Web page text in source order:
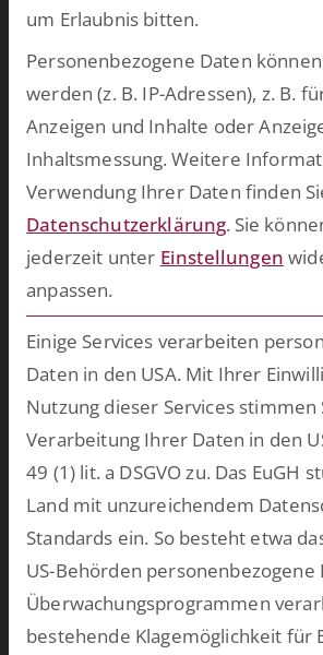
Technologien, die wir auf unserer
Plattform entwickeln. Damit
bahnbrechende Ergebnisse und bringen
Vordermann. Wählen Sie aus unserem
vorkonfektionierten Lösungen
maßgeschneiderte Software für Ihren
entwickeln.mehr >>
Zukünftig mehr über ESCRIBA erfahren?
Ich habe die Hinweise zumDatenschutz
genommen.*
Anti-Roboter-Verifizierung
Eintragen
Impressum
um Erlaubnis bitten.
Personenbezogene Daten
werden (z. B. IP-Adressen), z. B.
Anzeigen und Inhalte oder
Inhaltsmessung. Weitere
Verwendung Ihrer Daten finden
Datenschutzerklärung. Sie
jederzeit unter Einstellungen
anpassen.
Einige Services verarbeiten
Daten in den USA. Mit Ihrer
Nutzung dieser Services stimmen
Verarbeitung Ihrer Daten in den
49 (1) lit. a DSGVO zu. Das EuGH
Land mit unzureichendem
Standards ein. So besteht etwa
US-Behörden personenbezogene
Überwachungsprogrammen
bestehende Klagemöglichkeit für